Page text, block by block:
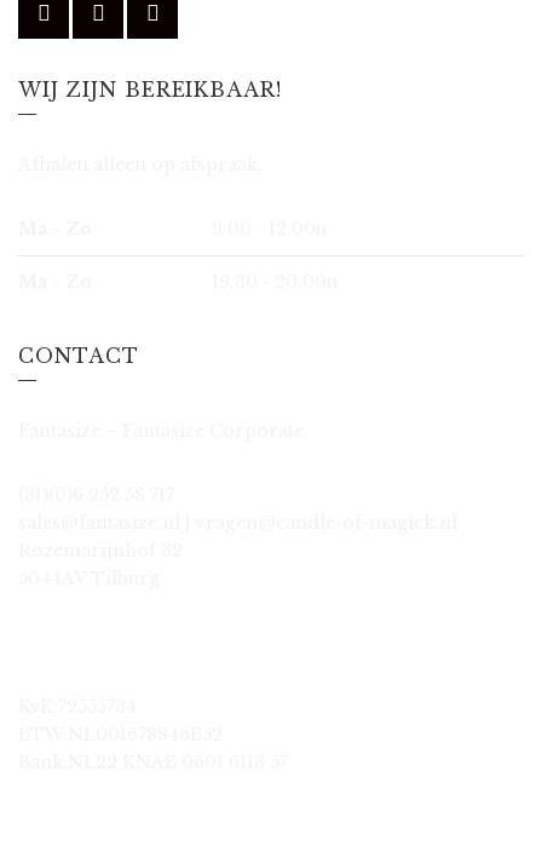
WIJ ZIJN BEREIKBAAR!
CONTACT